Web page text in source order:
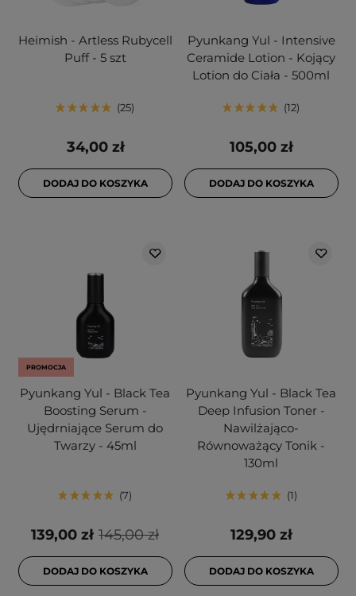
Heimish - Artless Rubycell
Puff - 5 szt
25
34,00 zł
DODAJ DO KOSZYKA
Pyunkang Yul - Intensive
Ceramide Lotion - Kojący
Lotion do Ciała - 500ml
12
105,00 zł
DODAJ DO KOSZYKA
PROMOCJA
Pyunkang Yul - Black Tea
Boosting Serum -
Ujędrniające Serum do
Twarzy - 45ml
7
145,00 zł
139,00 zł
DODAJ DO KOSZYKA
Pyunkang Yul - Black Tea
Deep Infusion Toner -
Nawilżająco-
Równoważący Tonik -
130ml
1
129,90 zł
DODAJ DO KOSZYKA